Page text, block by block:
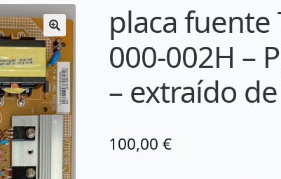
placa fuente
000-002H –
– extraído
100,00 €